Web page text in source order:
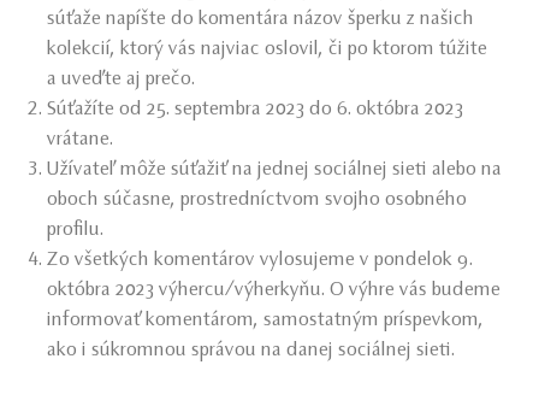
súťaže napíšte do komentára názov šperku z našich
kolekcií, ktorý vás najviac oslovil, či po ktorom túžite
a uveďte aj prečo.
Súťažíte od 25. septembra 2023 do 6. októbra 2023
vrátane.
Užívateľ môže súťažiť na jednej sociálnej sieti alebo na
oboch súčasne, prostredníctvom svojho osobného
profilu.
Zo všetkých komentárov vylosujeme v pondelok 9.
októbra 2023 výhercu/výherkyňu. O výhre vás budeme
informovať komentárom, samostatným príspevkom,
ako i súkromnou správou na danej sociálnej sieti.